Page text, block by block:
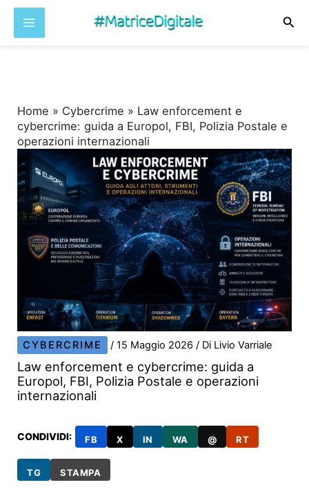
Home » Cybercrime » Law enforcement e
cybercrime: guida a Europol, FBI, Polizia Postale e
operazioni internazionali
CYBERCRIME /15 Maggio 2026/ Di Livio Varriale
Law enforcement e cybercrime: guida a
Europol, FBI, Polizia Postale e operazioni
internazionali
CONDIVIDI: FB X IN WA @ RT
TG STAMPA